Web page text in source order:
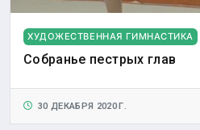
ХУДОЖЕСТВЕННАЯ ГИМНАСТИКА
Собранье пестрых глав
30 ДЕКАБРЯ 2020 Г.